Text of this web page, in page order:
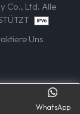
Co., Ltd. Alle
Uns
WhatsApp